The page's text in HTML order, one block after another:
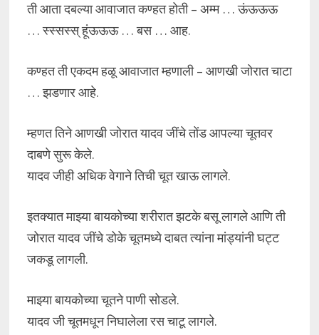
ती आता दबल्या आवाजात कण्हत होती – अम्म … ऊंऊऊऊ
… स्स्सस्स् हूंऊऊऊ … बस … आह.
कण्हत ती एकदम हळू आवाजात म्हणाली – आणखी जोरात चाटा
… झडणार आहे.
म्हणत तिने आणखी जोरात यादव जींचे तोंड आपल्या चूतवर
दाबणे सुरू केले.
यादव जीही अधिक वेगाने तिची चूत खाऊ लागले.
इतक्यात माझ्या बायकोच्या शरीरात झटके बसू लागले आणि ती
जोरात यादव जींचे डोके चूतमध्ये दाबत त्यांना मांड्यांनी घट्ट
जकडू लागली.
माझ्या बायकोच्या चूतने पाणी सोडले.
यादव जी चूतमधून निघालेला रस चाटू लागले.